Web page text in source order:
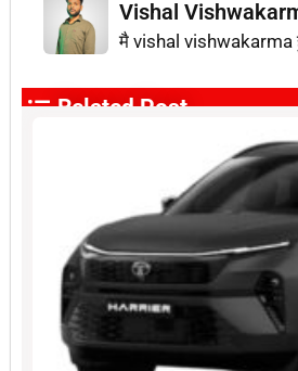
Vishal
मै vishal vishwakarma
Related Post